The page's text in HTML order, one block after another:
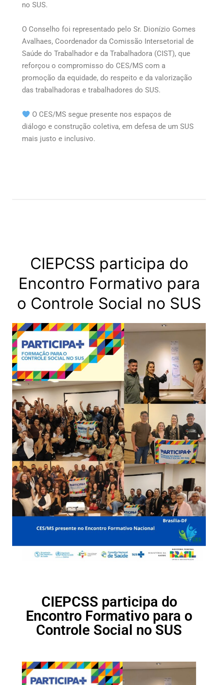
no SUS.
O Conselho foi representado pelo Sr. Dionízio Gomes
Avalhaes, Coordenador da Comissão Intersetorial de
Saúde do Trabalhador e da Trabalhadora (CIST), que
reforçou o compromisso do CES/MS com a
promoção da equidade, do respeito e da valorização
das trabalhadoras e trabalhadores do SUS.
O CES/MS segue presente nos espaços de
diálogo e construção coletiva, em defesa de um SUS
mais justo e inclusivo.
CIEPCSS participa do
Encontro Formativo para
o Controle Social no SUS
CIEPCSS participa do
Encontro Formativo para o
Controle Social no SUS